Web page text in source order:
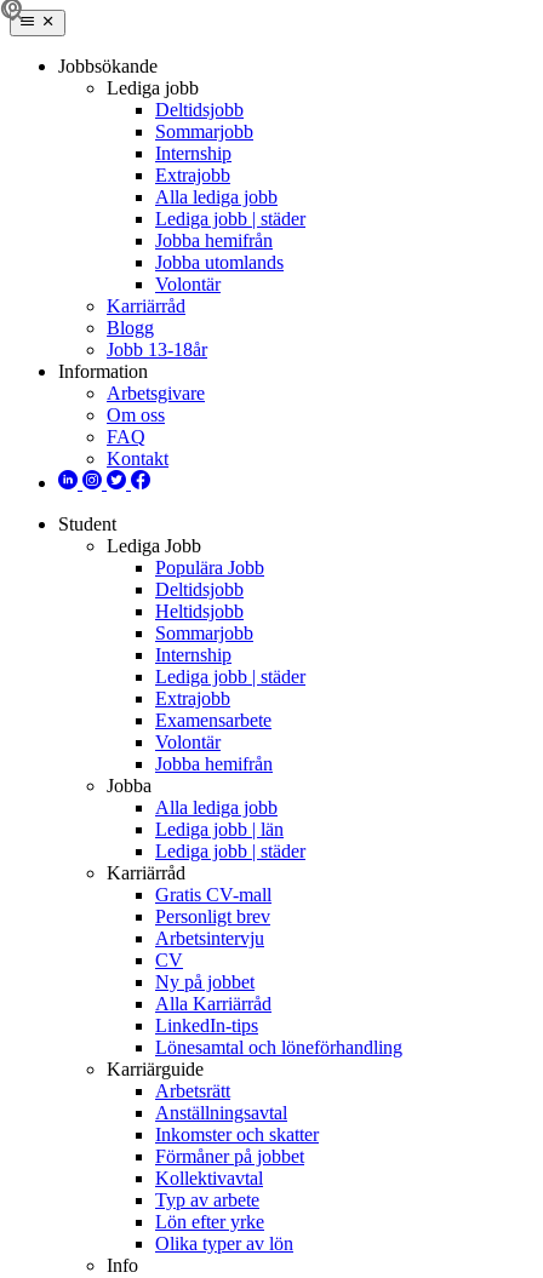
Jobbsökande
Lediga jobb
Deltidsjobb
Sommarjobb
Internship
Extrajobb
Alla lediga jobb
Lediga jobb | städer
Jobba hemifrån
Jobba utomlands
Volontär
Karriärråd
Blogg
Jobb 13-18år
Information
Arbetsgivare
Om oss
FAQ
Kontakt
Student
Lediga Jobb
Populära Jobb
Deltidsjobb
Heltidsjobb
Sommarjobb
Internship
Lediga jobb | städer
Extrajobb
Examensarbete
Volontär
Jobba hemifrån
Jobba
Alla lediga jobb
Lediga jobb | län
Lediga jobb | städer
Karriärråd
Gratis CV-mall
Personligt brev
Arbetsintervju
CV
Ny på jobbet
Alla Karriärråd
LinkedIn-tips
Lönesamtal och löneförhandling
Karriärguide
Arbetsrätt
Anställningsavtal
Inkomster och skatter
Förmåner på jobbet
Kollektivavtal
Typ av arbete
Lön efter yrke
Olika typer av lön
Info